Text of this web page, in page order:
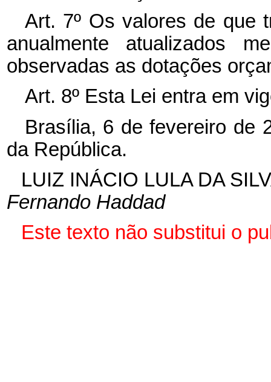
Art. 7º Os valores de que
anualmente atualizados
observadas as dotações
Art. 8º Esta Lei entra em
Brasília, 6 de fevereiro de
da República.
LUIZ INÁCIO LULA DA
Fernando Haddad
Este texto não substitui o